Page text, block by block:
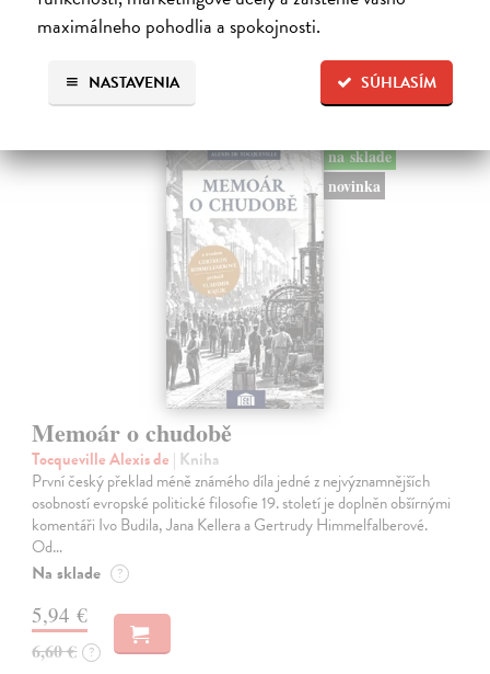
maximálneho pohodlia a spokojnosti.
SÚHLASÍM
NASTAVENIA
Ďalšie z kategórie filozofia
na sklade
novinka
Memoár o chudobě
Tocqueville Alexis de | Kniha
První český překlad méně známého díla jedné z nejvýznamnějších
osobností evropské politické filosofie 19. století je doplněn obšírnými
komentáři Ivo Budila, Jana Kellera a Gertrudy Himmelfalberové.
Od…
Na sklade ?
5,94 €
6,60 € ?